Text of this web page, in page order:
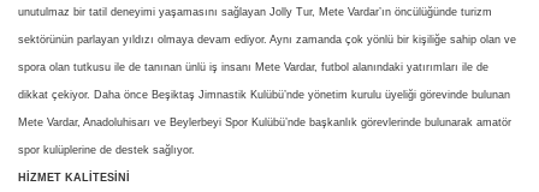
unutulmaz bir tatil deneyimi yaşamasını sağlayan Jolly Tur, Mete Vardar’ın öncülüğünde turizm
sektörünün parlayan yıldızı olmaya devam ediyor. Aynı zamanda çok yönlü bir kişiliğe sahip olan ve
spora olan tutkusu ile de tanınan ünlü iş insanı Mete Vardar, futbol alanındaki yatırımları ile de
dikkat çekiyor. Daha önce Beşiktaş Jimnastik Kulübü’nde yönetim kurulu üyeliği görevinde bulunan
Mete Vardar, Anadoluhisarı ve Beylerbeyi Spor Kulübü’nde başkanlık görevlerinde bulunarak amatör
spor kulüplerine de destek sağlıyor.
HİZMET KALİTESİNİ